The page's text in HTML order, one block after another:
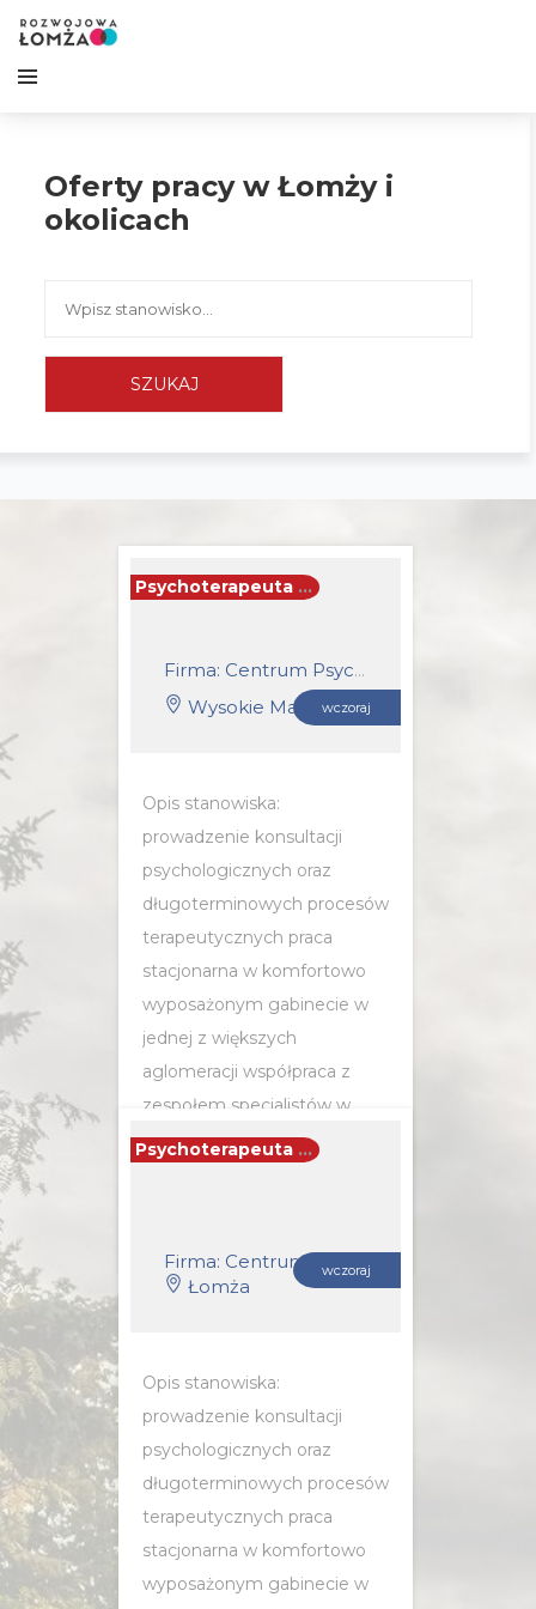
Oferty pracy w Łomży i
okolicach
Psychoterapeuta / Psychoterapeutka
Firma: Centrum Psychoterapii i Coachingu Synergia
Wysokie Mazowieckie
wczoraj
Opis stanowiska:
prowadzenie konsultacji
psychologicznych oraz
długoterminowych procesów
terapeutycznych praca
stacjonarna w komfortowo
wyposażonym gabinecie w
jednej z większych
aglomeracji współpraca z
zespołem specjalistów w
ramach wspólnej platformy...
Psychoterapeuta / Psychoterapeutka
Łomża
wczoraj
Opis stanowiska:
prowadzenie konsultacji
psychologicznych oraz
długoterminowych procesów
terapeutycznych praca
stacjonarna w komfortowo
wyposażonym gabinecie w